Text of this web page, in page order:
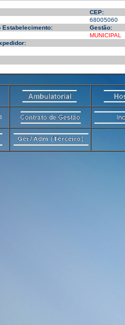
CEP:
68005060
Estabelecimento: Gestão:
MUNICIPAL